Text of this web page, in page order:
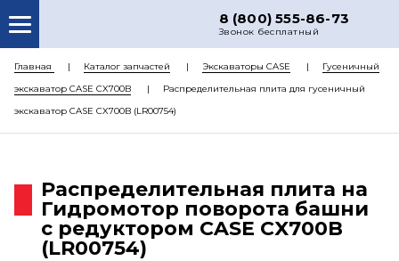
8 (800) 555-86-73
Звонок бесплатный
О НАС
КАТАЛОГ ЗАПЧАСТЕЙ
РЕМОНТ
ЦЕНЫ
КОНТАКТЫ
Главная Каталог запчастей Экскаваторы CASE
Гусеничный
экскаватор CASE CX700B
Распределительная плита для гусеничный
экскаватор CASE CX700B (LR00754)
Распределительная плита на
Гидромотор поворота башни
с редуктором CASE CX700B
(LR00754)